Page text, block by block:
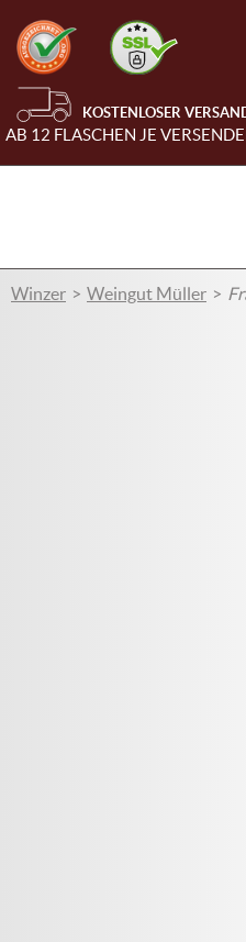
KOSTENLOSER
AB 12 FLASCHEN JE
Winzer Weingut Müller